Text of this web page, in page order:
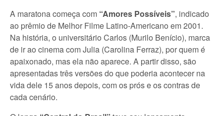
A maratona começa com “Amores Possíveis”, indicado
ao prêmio de Melhor Filme Latino-Americano em 2001.
Na história, o universitário Carlos (Murilo Benício), marca
de ir ao cinema com Julia (Carolina Ferraz), por quem é
apaixonado, mas ela não aparece. A partir disso, são
apresentadas três versões do que poderia acontecer na
vida dele 15 anos depois, com os prós e os contras de
cada cenário.